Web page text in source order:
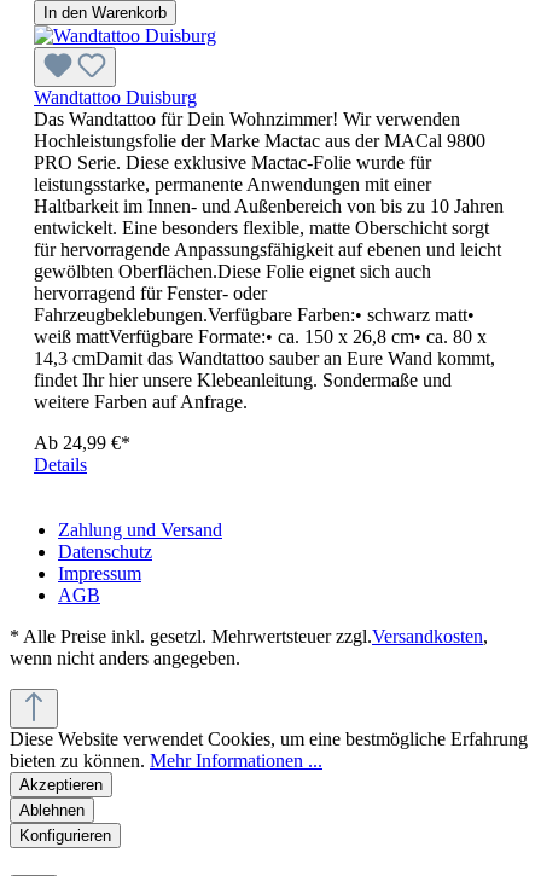
In den Warenkorb
Wandtattoo Duisburg
Das Wandtattoo für Dein Wohnzimmer! Wir verwenden
Hochleistungsfolie der Marke Mactac aus der MACal 9800
PRO Serie. Diese exklusive Mactac-Folie wurde für
leistungsstarke, permanente Anwendungen mit einer
Haltbarkeit im Innen- und Außenbereich von bis zu 10 Jahren
entwickelt. Eine besonders flexible, matte Oberschicht sorgt
für hervorragende Anpassungsfähigkeit auf ebenen und leicht
gewölbten Oberflächen.Diese Folie eignet sich auch
hervorragend für Fenster- oder
Fahrzeugbeklebungen.Verfügbare Farben:• schwarz matt•
weiß mattVerfügbare Formate:• ca. 150 x 26,8 cm• ca. 80 x
14,3 cmDamit das Wandtattoo sauber an Eure Wand kommt,
findet Ihr hier unsere Klebeanleitung. Sondermaße und
weitere Farben auf Anfrage.
Ab 24,99 €*
Details
Zahlung und Versand
Datenschutz
Impressum
AGB
* Alle Preise inkl. gesetzl. Mehrwertsteuer zzgl.Versandkosten,
wenn nicht anders angegeben.
Diese Website verwendet Cookies, um eine bestmögliche Erfahrung
bieten zu können. Mehr Informationen ...
Akzeptieren
Ablehnen
Konfigurieren